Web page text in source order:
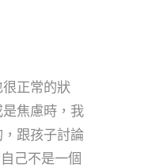
正常的狀
焦慮時，我
跟孩子討論
己不是一個